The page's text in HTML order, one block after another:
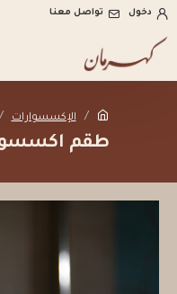
دخول تواصل معنا
الإكسسوارات
طقم